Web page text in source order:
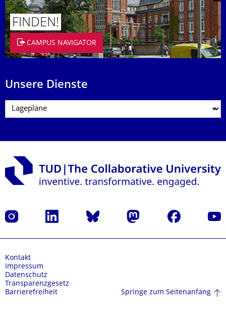
FINDEN!
CAMPUS NAVIGATOR
Unsere Dienste
Instagram LinkedIn Bluesky Mastodon Facebook
Kontakt
Impressum
Datenschutz
Transparenzgesetz
Barrierefreiheit
Springe zum Seitenanfang